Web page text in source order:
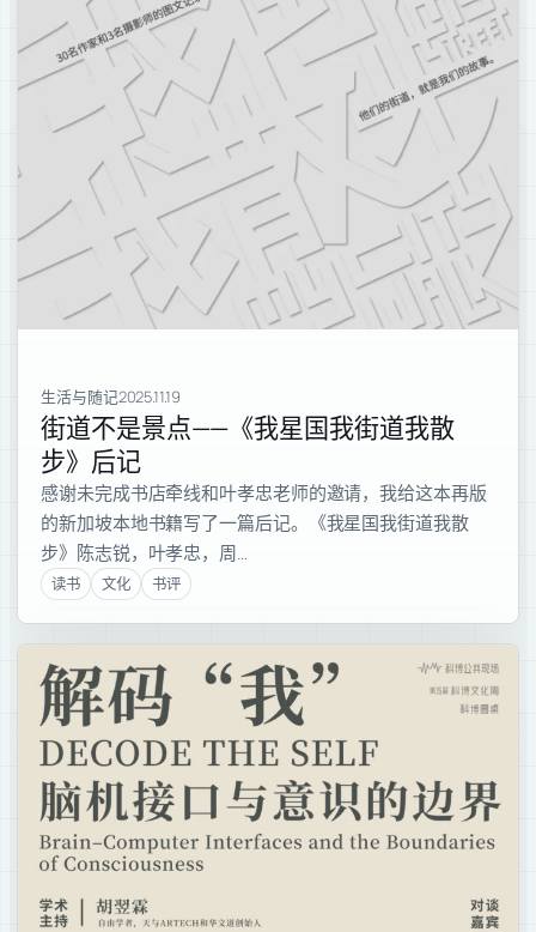
生活与随记2025.11.19
街道不是景点——《我星国我街道我散
步》后记
感谢未完成书店牵线和叶孝忠老师的邀请，我给这本再版
的新加坡本地书籍写了一篇后记。《我星国我街道我散
步》陈志锐，叶孝忠，周…
读书 文化 书评